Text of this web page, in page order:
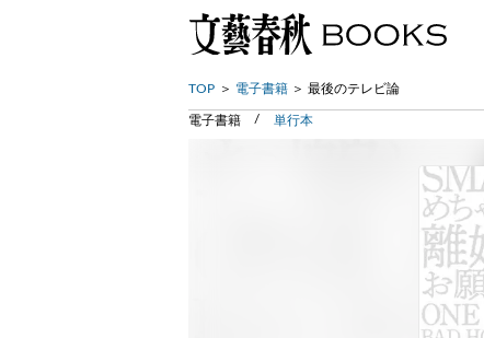
TOP 電子書籍 最後のテレビ論
電子書籍 単行本